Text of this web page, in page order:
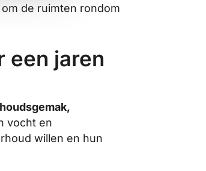
de ruimten rondom
een jaren
vocht en
willen en hun